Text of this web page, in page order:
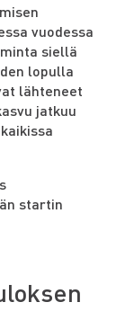
vuodessa
siellä
lopulla
lähteneet
jatkuu
startin